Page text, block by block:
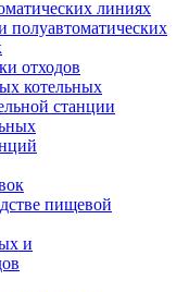
линиях
полуавтоматических
отходов
котельных
станции
пищевой
и